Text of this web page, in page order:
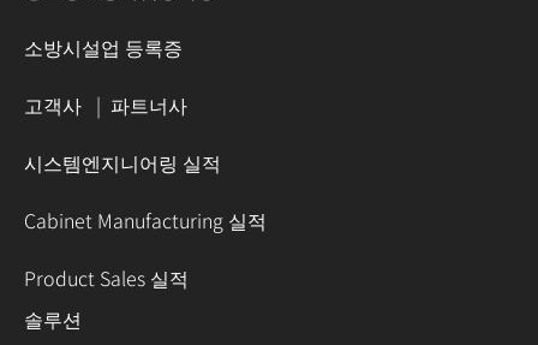
소방시설업 등록증
고객사 | 파트너사
시스템엔지니어링 실적
Cabinet Manufacturing 실적
Product Sales 실적
솔루션